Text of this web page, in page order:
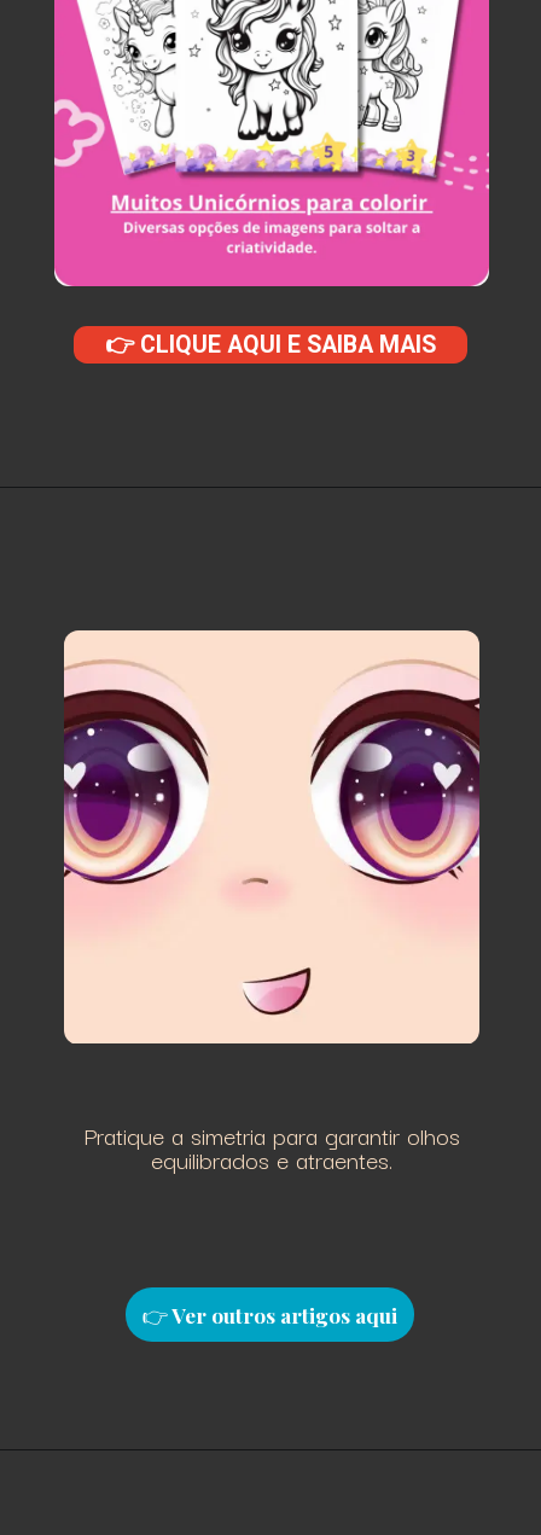
👉 CLIQUE AQUI E SAIBA MAIS
Pratique a simetria para garantir olhos
equilibrados e atraentes.
👉Ver outros artigos aqui